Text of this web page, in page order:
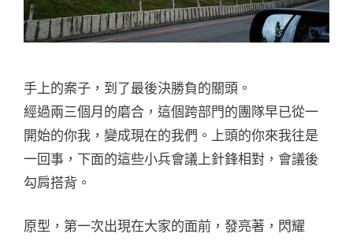
手上的案子，到了最後決勝負的關頭。
經過兩三個月的磨合，這個跨部門的團隊早已從一
開始的你我，變成現在的我們。上頭的你來我往是
一回事，下面的這些小兵會議上針鋒相對，會議後
勾肩搭背。
原型，第一次出現在大家的面前，發亮著，閃耀